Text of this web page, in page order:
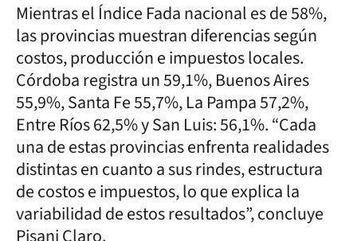
Mientras el Índice Fada nacional es de 58%,
las provincias muestran diferencias según
costos, producción e impuestos locales.
Córdoba registra un 59,1%, Buenos Aires
55,9%, Santa Fe 55,7%, La Pampa 57,2%,
Entre Ríos 62,5% y San Luis: 56,1%. “Cada
una de estas provincias enfrenta realidades
distintas en cuanto a sus rindes, estructura
de costos e impuestos, lo que explica la
variabilidad de estos resultados”, concluye